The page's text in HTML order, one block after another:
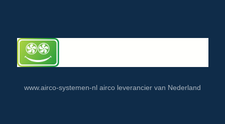
www.airco-systemen-nl airco leverancier van Nederland